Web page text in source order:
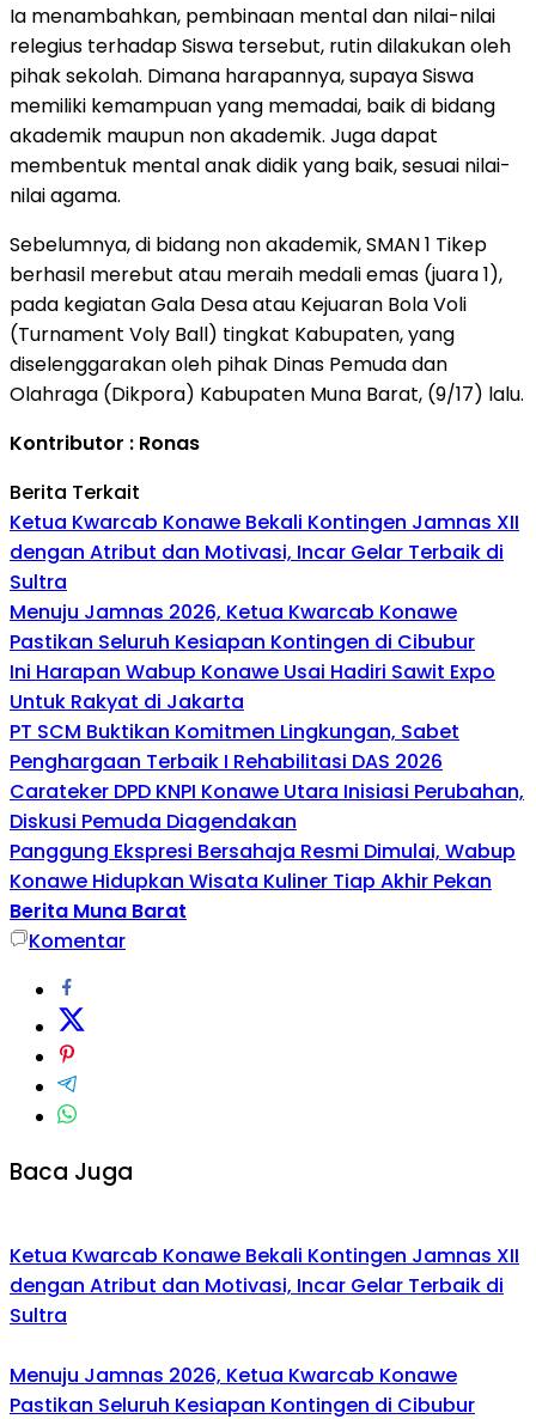
Ia menambahkan, pembinaan mental dan nilai-nilai
relegius terhadap Siswa tersebut, rutin dilakukan oleh
pihak sekolah. Dimana harapannya, supaya Siswa
memiliki kemampuan yang memadai, baik di bidang
akademik maupun non akademik. Juga dapat
membentuk mental anak didik yang baik, sesuai nilai-
nilai agama.
Sebelumnya, di bidang non akademik, SMAN 1 Tikep
berhasil merebut atau meraih medali emas (juara 1),
pada kegiatan Gala Desa atau Kejuaran Bola Voli
(Turnament Voly Ball) tingkat Kabupaten, yang
diselenggarakan oleh pihak Dinas Pemuda dan
Olahraga (Dikpora) Kabupaten Muna Barat, (9/17) lalu.
Kontributor : Ronas
Berita Terkait
Ketua Kwarcab Konawe Bekali Kontingen Jamnas XII
dengan Atribut dan Motivasi, Incar Gelar Terbaik di
Sultra
Menuju Jamnas 2026, Ketua Kwarcab Konawe
Pastikan Seluruh Kesiapan Kontingen di Cibubur
Ini Harapan Wabup Konawe Usai Hadiri Sawit Expo
Untuk Rakyat di Jakarta
PT SCM Buktikan Komitmen Lingkungan, Sabet
Penghargaan Terbaik I Rehabilitasi DAS 2026
Carateker DPD KNPI Konawe Utara Inisiasi Perubahan,
Diskusi Pemuda Diagendakan
Panggung Ekspresi Bersahaja Resmi Dimulai, Wabup
Konawe Hidupkan Wisata Kuliner Tiap Akhir Pekan
Berita Muna Barat
Komentar
Baca Juga
Ketua Kwarcab Konawe Bekali Kontingen Jamnas XII
dengan Atribut dan Motivasi, Incar Gelar Terbaik di
Sultra
Menuju Jamnas 2026, Ketua Kwarcab Konawe
Pastikan Seluruh Kesiapan Kontingen di Cibubur